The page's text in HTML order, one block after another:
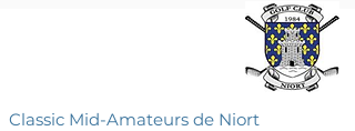
Classic Mid-Amateurs de Niort